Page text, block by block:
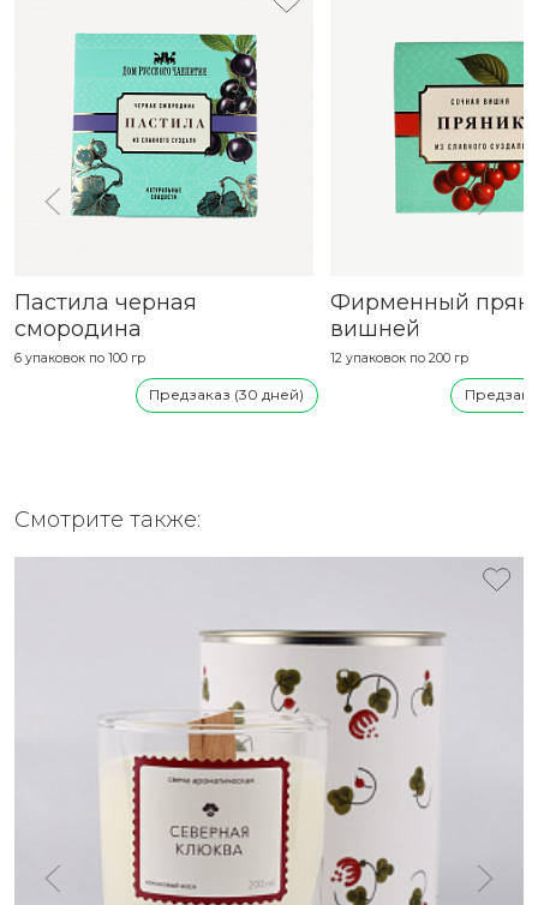
Пастила черная
смородина
6 упаковок по 100 гр
Предзаказ (30 дней)
Фирменный
вишней
12 упаковок по 200 гр
Смотрите также: